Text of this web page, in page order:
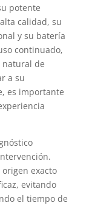
potente
calidad, su
y su batería
continuado,
natural de
a su
es importante
exacto
evitando
el tiempo de